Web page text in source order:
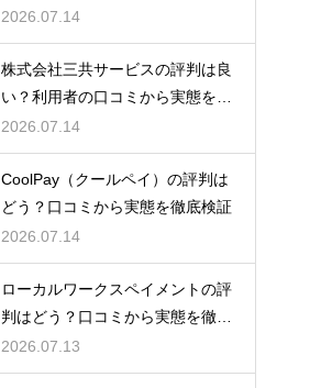
底解説
2026.07.14
株式会社三共サービスの評判は良
い？利用者の口コミから実態を徹
底解説
2026.07.14
CoolPay（クールペイ）の評判は
どう？口コミから実態を徹底検証
2026.07.14
ローカルワークスペイメントの評
判はどう？口コミから実態を徹底
検証！
2026.07.13